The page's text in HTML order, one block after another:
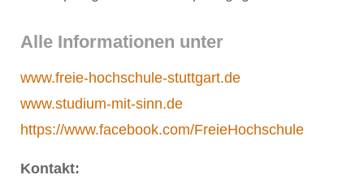
Alle Informationen unter
www.freie-hochschule-stuttgart.de
www.studium-mit-sinn.de
https://www.facebook.com/FreieHochschule
Kontakt: